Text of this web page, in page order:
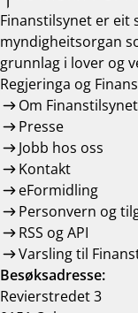
Finanstilsynet er eit
myndigheitsorgan
grunnlag i lover og
Regjeringa og
Om Finanstilsynet
Presse
Jobb hos oss
Kontakt
eFormidling
Personvern og
RSS og API
Varsling til
Besøksadresse:
Revierstredet 3